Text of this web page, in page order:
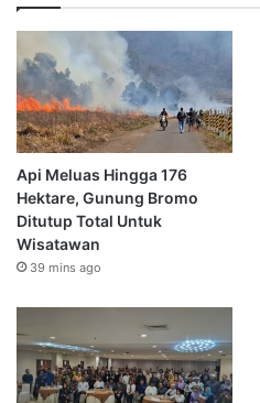
Api Meluas Hingga 176
Hektare, Gunung Bromo
Ditutup Total Untuk
Wisatawan
39 mins ago